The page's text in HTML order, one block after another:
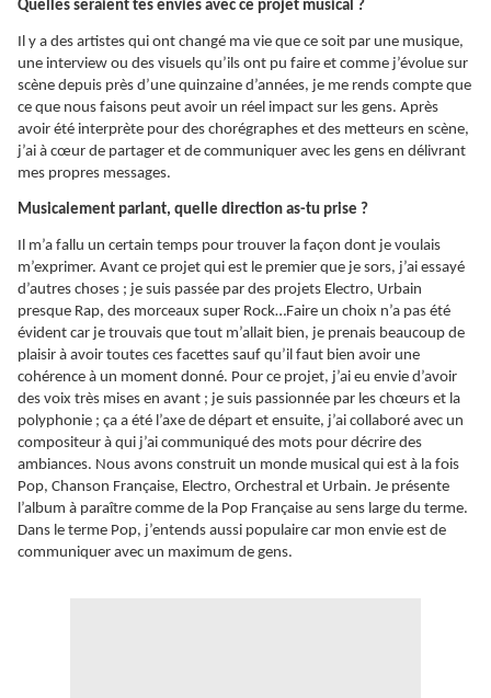
Quelles seraient tes envies avec ce projet musical ?
Il y a des artistes qui ont changé ma vie que ce soit par une musique,
une interview ou des visuels qu’ils ont pu faire et comme j’évolue sur
scène depuis près d’une quinzaine d’années, je me rends compte que
ce que nous faisons peut avoir un réel impact sur les gens. Après
avoir été interprète pour des chorégraphes et des metteurs en scène,
j’ai à cœur de partager et de communiquer avec les gens en délivrant
mes propres messages.
Musicalement parlant, quelle direction as-tu prise ?
Il m’a fallu un certain temps pour trouver la façon dont je voulais
m’exprimer. Avant ce projet qui est le premier que je sors, j’ai essayé
d’autres choses ; je suis passée par des projets Electro, Urbain
presque Rap, des morceaux super Rock…Faire un choix n’a pas été
évident car je trouvais que tout m’allait bien, je prenais beaucoup de
plaisir à avoir toutes ces facettes sauf qu’il faut bien avoir une
cohérence à un moment donné. Pour ce projet, j’ai eu envie d’avoir
des voix très mises en avant ; je suis passionnée par les chœurs et la
polyphonie ; ça a été l’axe de départ et ensuite, j’ai collaboré avec un
compositeur à qui j’ai communiqué des mots pour décrire des
ambiances. Nous avons construit un monde musical qui est à la fois
Pop, Chanson Française, Electro, Orchestral et Urbain. Je présente
l’album à paraître comme de la Pop Française au sens large du terme.
Dans le terme Pop, j’entends aussi populaire car mon envie est de
communiquer avec un maximum de gens.